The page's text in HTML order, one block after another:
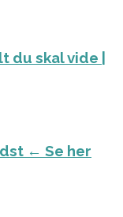
du skal vide |
← Se her